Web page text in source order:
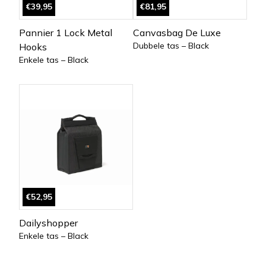
€39,95
Pannier 1 Lock Metal
Hooks
Enkele tas – Black
€81,95
Canvasbag De Luxe
Dubbele tas – Black
€52,95
Dailyshopper
Enkele tas – Black